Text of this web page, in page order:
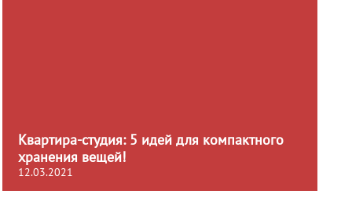
Квартира-студия: 5 идей для компактного
хранения вещей!
12.03.2021